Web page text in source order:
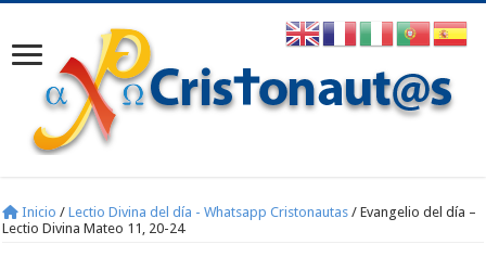
Inicio / Lectio Divina del día - Whatsapp Cristonautas / Evangelio del día –
Lectio Divina Mateo 11, 20-24